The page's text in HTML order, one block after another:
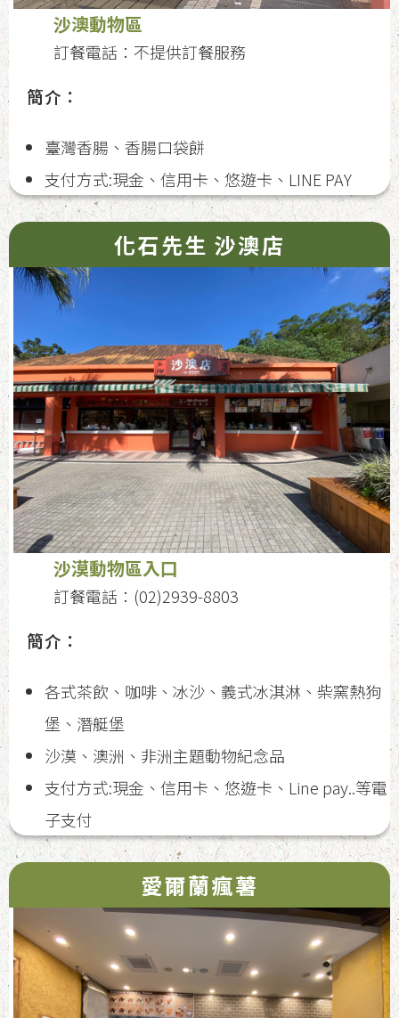
沙澳動物區
訂餐電話：不提供訂餐服務
簡介：
臺灣香腸、香腸口袋餅
支付方式:現金、信用卡、悠遊卡、LINE PAY
化石先生 沙澳店
沙漠動物區入口
訂餐電話：(02)2939-8803
簡介：
各式茶飲、咖啡、冰沙、義式冰淇淋、柴窯熱狗
堡、潛艇堡
沙漠、澳洲、非洲主題動物紀念品
支付方式:現金、信用卡、悠遊卡、Line pay..等電
子支付
愛爾蘭瘋薯